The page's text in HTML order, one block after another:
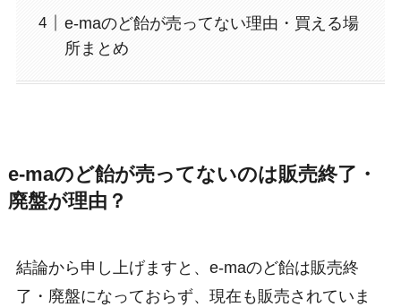
e-maのど飴が売ってない理由・買える場
所まとめ
e-maのど飴が売ってないのは販売終了・
廃盤が理由？
結論から申し上げますと、e-maのど飴は販売終
了・廃盤になっておらず、現在も販売されていま